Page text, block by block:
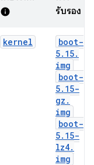
info
รับรอง
kernel
boot-
5. 15.
img
boot-
5. 15-
gz .
img
boot-
5. 15-
lz4.
img